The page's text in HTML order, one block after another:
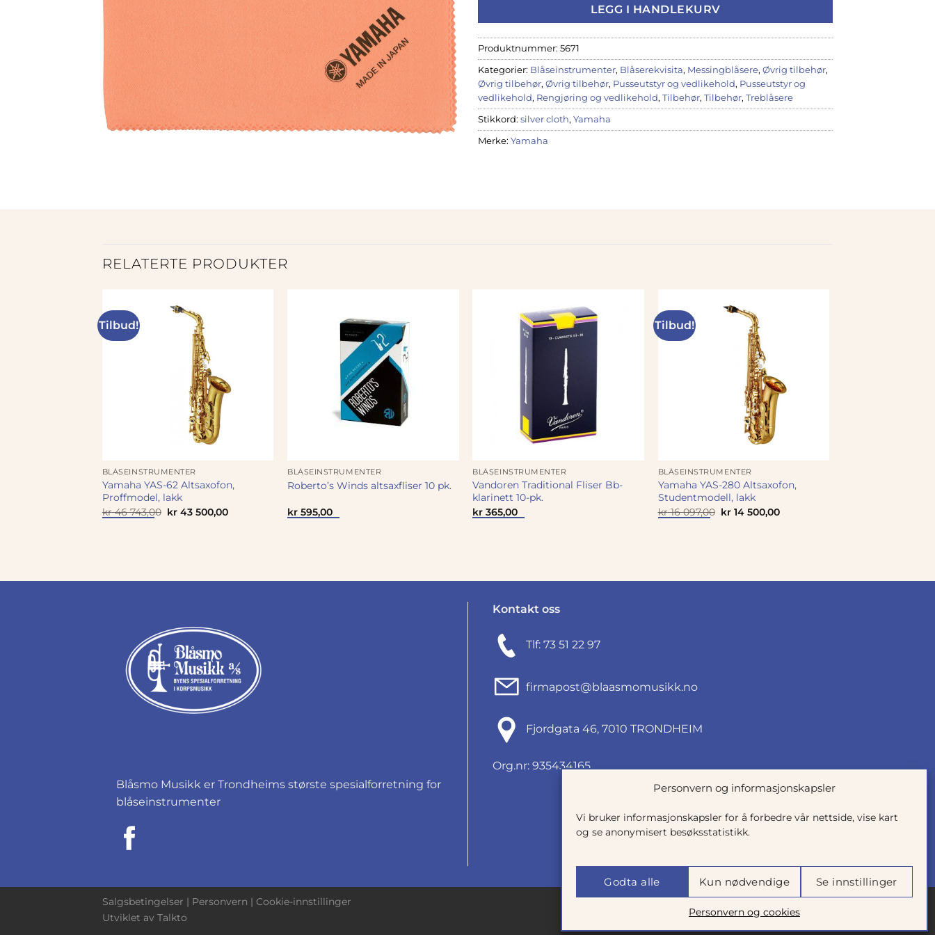
Personvern og informasjonskapsler
Vi bruker informasjonskapsler for å forbedre vår nettside, vise kart
og se anonymisert besøksstatistikk.
Godta alle Kun nødvendige Se innstillinger
Personvern og cookies
LEGG I HANDLEKURV
Produktnummer: 5671
Kategorier: Blåseinstrumenter, Blåserekvisita, Messingblåsere, Øvrig tilbehør,
Øvrig tilbehør, Øvrig tilbehør, Pusseutstyr og vedlikehold, Pusseutstyr og
vedlikehold, Rengjøring og vedlikehold, Tilbehør, Tilbehør, Treblåsere
Stikkord: silver cloth, Yamaha
Merke: Yamaha
RELATERTE PRODUKTER
Tilbud!
BLÅSEINSTRUMENTER
Yamaha YAS-62 Altsaxofon,
Proffmodel, lakk
kr46 743,00 Opprinnelig
kr 43 500,00Nåværende
BLÅSEINSTRUMENTER
Roberto’s Winds altsaxfliser 10 pk.
kr 595,00
BLÅSEINSTRUMENTER
Vandoren Traditional Fliser Bb-
klarinett 10-pk.
kr 365,00
Tilbud!
BLÅSEINSTRUMENTER
Yamaha YAS-280 Altsaxofon,
Studentmodell, lakk
kr16 097,00 Opprinnelig
kr14 500,00Nåværende
Blåsmo Musikk er Trondheims største spesialforretning for
blåseinstrumenter
Kontakt oss
Tlf: 73 51 22 97
firmapost@blaasmomusikk.no
Fjordgata 46, 7010 TRONDHEIM
Org.nr: 935434165
Salgsbetingelser | Personvern | Cookie-innstillinger
Utviklet av Talkto